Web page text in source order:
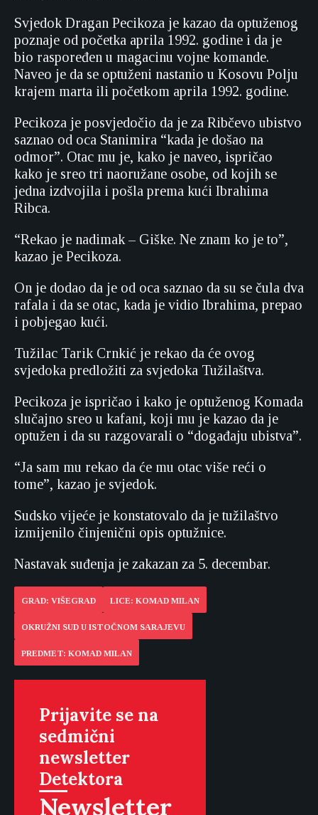
Svjedok Dragan Pecikoza je kazao da optuženog
poznaje od početka aprila 1992. godine i da je
bio raspoređen u magacinu vojne komande.
Naveo je da se optuženi nastanio u Kosovu Polju
krajem marta ili početkom aprila 1992. godine.
Pecikoza je posvjedočio da je za Ribčevo ubistvo
saznao od oca Stanimira “kada je došao na
odmor”. Otac mu je, kako je naveo, ispričao
kako je sreo tri naoružane osobe, od kojih se
jedna izdvojila i pošla prema kući Ibrahima
Ribca.
“Rekao je nadimak – Giške. Ne znam ko je to”,
kazao je Pecikoza.
On je dodao da je od oca saznao da su se čula dva
rafala i da se otac, kada je vidio Ibrahima, prepao
i pobjegao kući.
Tužilac Tarik Crnkić je rekao da će ovog
svjedoka predložiti za svjedoka Tužilaštva.
Pecikoza je ispričao i kako je optuženog Komada
slučajno sreo u kafani, koji mu je kazao da je
optužen i da su razgovarali o “događaju ubistva”.
“Ja sam mu rekao da će mu otac više reći o
tome”, kazao je svjedok.
Sudsko vijeće je konstatovalo da je tužilaštvo
izmijenilo činjenični opis optužnice.
Nastavak suđenja je zakazan za 5. decembar.
GRAD: VIŠEGRAD LICE: KOMAD MILAN
OKRUŽNI SUD U ISTOČNOM SARAJEVU
PREDMET: KOMAD MILAN
Prijavite se na
sedmični
newsletter
Detektora
Newsletter